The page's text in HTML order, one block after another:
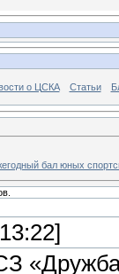
о ЦСКА Статьи
бал юных